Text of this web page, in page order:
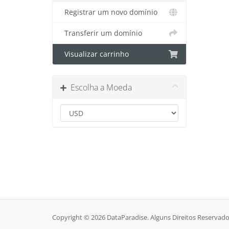
Registrar um novo domínio
Transferir um domínio
Visualizar carrinho
Escolha a Moeda
Copyright © 2026 DataParadise. Alguns Direitos